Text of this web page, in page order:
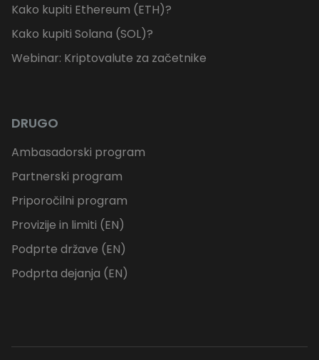
Kako kupiti Ethereum (ETH)?
Kako kupiti Solana (SOL)?
Webinar: Kriptovalute za začetnike
DRUGO
Ambasadorski program
Partnerski program
Priporočilni program
Provizije in limiti (EN)
Podprte države (EN)
Podprta dejanja (EN)